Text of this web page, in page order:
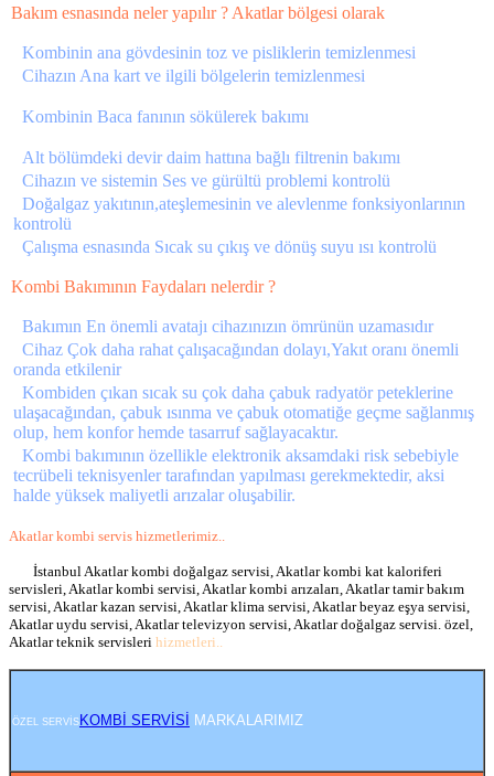
Bakım esnasında neler yapılır ? Akatlar bölgesi olarak
Kombinin ana gövdesinin toz ve pisliklerin temizlenmesi
Cihazın Ana kart ve ilgili bölgelerin temizlenmesi
Kombinin Baca fanının sökülerek bakımı
Alt bölümdeki devir daim hattına bağlı filtrenin bakımı
Cihazın ve sistemin Ses ve gürültü problemi kontrolü
Doğalgaz yakıtının,ateşlemesinin ve alevlenme fonksiyonlarının
kontrolü
Çalışma esnasında Sıcak su çıkış ve dönüş suyu ısı kontrolü
Kombi Bakımının Faydaları nelerdir ?
Bakımın En önemli avatajı cihazınızın ömrünün uzamasıdır
Cihaz Çok daha rahat çalışacağından dolayı,Yakıt oranı önemli
oranda etkilenir
Kombiden çıkan sıcak su çok daha çabuk radyatör peteklerine
ulaşacağından, çabuk ısınma ve çabuk otomatiğe geçme sağlanmış
olup, hem konfor hemde tasarruf sağlayacaktır.
Kombi bakımının özellikle elektronik aksamdaki risk sebebiyle
tecrübeli teknisyenler tarafından yapılması gerekmektedir, aksi
halde yüksek maliyetli arızalar oluşabilir.
Akatlar kombi servis hizmetlerimiz..
İstanbul Akatlar kombi doğalgaz servisi, Akatlar kombi kat kaloriferi
servisleri, Akatlar kombi servisi, Akatlar kombi arızaları, Akatlar tamir bakım
servisi, Akatlar kazan servisi, Akatlar klima servisi, Akatlar beyaz eşya servisi,
Akatlar uydu servisi, Akatlar televizyon servisi, Akatlar doğalgaz servisi. özel,
Akatlar teknik servisleri hizmetleri..
ÖZEL SERVİS KOMBİ SERVİSİ MARKALARIMIZ